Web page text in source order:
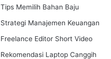
Tips Memilih Bahan Baju
Strategi Manajemen Keuangan
Freelance Editor Short Video
Rekomendasi Laptop Canggih